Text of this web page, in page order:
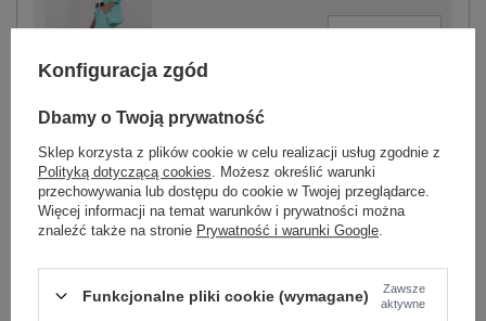
miętowy
- +
ZALOGUJ SIĘ I ZOBACZ CENĘ
Konfiguracja zgód
Dbamy o Twoją prywatność
Sklep korzysta z plików cookie w celu realizacji usług zgodnie z
Polityką dotyczącą cookies . Możesz określić warunki
przechowywania lub dostępu do cookie w Twojej przeglądarce.
Więcej informacji na temat warunków i prywatności można
znaleźć także na stronie Prywatność i warunki Google
Funkcjonalne pliki cookie (wymagane)
Zawsze
aktywne